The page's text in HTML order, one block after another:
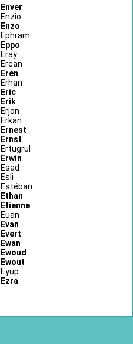
Enver
Enzio
Enzo
Ephram
Eppo
Eray
Ercan
Eren
Erhan
Eric
Erik
Erjon
Erkan
Ernest
Ernst
Ertugrul
Erwin
Esad
Esli
Estéban
Ethan
Etienne
Euan
Evan
Evert
Ewan
Ewoud
Ewout
Eyup
Ezra